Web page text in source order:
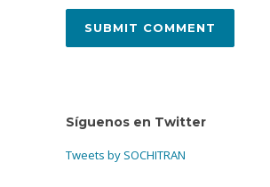
Síguenos en Twitter
Tweets by SOCHITRAN